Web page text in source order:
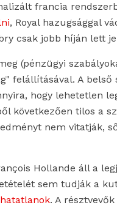
francia
, Royal hazugsággal
csak jobb híján lett
(pénzügyi
felállításával. A belső
hogy lehetetlen
következően tilos a
nem vitatják,
Hollande áll a
sem tudják a
. A